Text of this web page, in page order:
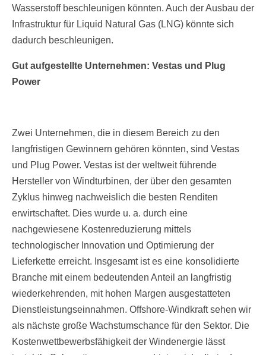
Wasserstoff beschleunigen könnten. Auch der Ausbau der
Infrastruktur für Liquid Natural Gas (LNG) könnte sich
dadurch beschleunigen.
Gut aufgestellte Unternehmen: Vestas und Plug
Power
Zwei Unternehmen, die in diesem Bereich zu den
langfristigen Gewinnern gehören könnten, sind Vestas
und Plug Power. Vestas ist der weltweit führende
Hersteller von Windturbinen, der über den gesamten
Zyklus hinweg nachweislich die besten Renditen
erwirtschaftet. Dies wurde u. a. durch eine
nachgewiesene Kostenreduzierung mittels
technologischer Innovation und Optimierung der
Lieferkette erreicht. Insgesamt ist es eine konsolidierte
Branche mit einem bedeutenden Anteil an langfristig
wiederkehrenden, mit hohen Margen ausgestatteten
Dienstleistungseinnahmen. Offshore-Windkraft sehen wir
als nächste große Wachstumschance für den Sektor. Die
Kostenwettbewerbsfähigkeit der Windenergie lässt